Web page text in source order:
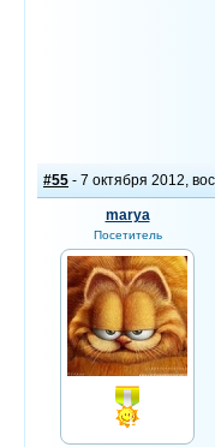
#55 - 7 октября 2012,
marya
Посетитель